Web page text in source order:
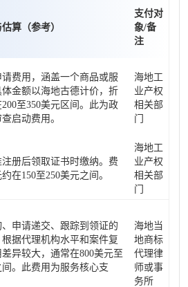
算（参考）
支付对
象/备
注
费用，涵盖一个商品或服
金额以海地古德计价，折
至350美元区间。此为政
启动费用。
海地工
业产权
相关部
门
册后领取证书时缴纳。费
在150至250美元之间。
海地工
业产权
相关部
门
申请递交、跟踪到领证的
据代理机构水平和案件复
异较大，通常在800美元至
间。此费用为服务核心支
海地当
地商标
代理律
师或事
务所